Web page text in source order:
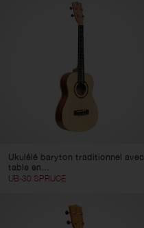
Ukulélé baryton traditionnel avec
table en...
UB-30 SPRUCE